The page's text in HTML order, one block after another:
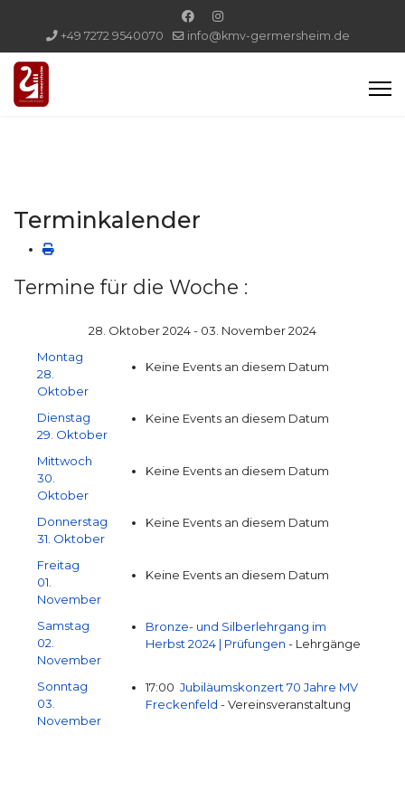
+49 7272 9540070 info@kmv-germersheim.de
Terminkalender
Termine für die Woche :
28. Oktober 2024 - 03. November 2024
Montag
28.
Oktober
Keine Events an diesem Datum
Dienstag
29. Oktober
Keine Events an diesem Datum
Mittwoch
30.
Oktober
Keine Events an diesem Datum
Donnerstag
31. Oktober
Keine Events an diesem Datum
Freitag
01.
November
Keine Events an diesem Datum
Samstag
02.
November
Bronze- und Silberlehrgang im
Herbst 2024 | Prüfungen - Lehrgänge
Sonntag
03.
November
17:00 Jubiläumskonzert 70 Jahre MV
Freckenfeld - Vereinsveranstaltung